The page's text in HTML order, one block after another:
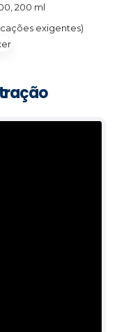
200 ml
exigentes)